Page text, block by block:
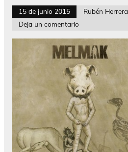
15 de junio 2015
Rubén Herrera
Deja un comentario